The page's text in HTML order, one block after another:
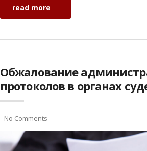
read more
Обжалование
протоколов в органах
No Comments